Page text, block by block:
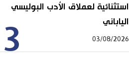
3
استثنائية لعملاق الأدب البوليسي
الياباني
03/08/2026